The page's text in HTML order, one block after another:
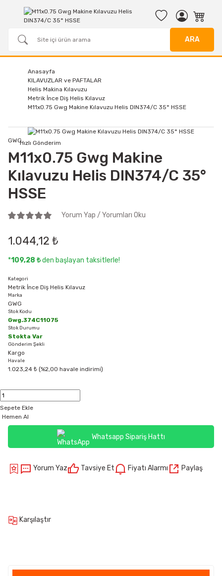
ARA
Anasayfa
KILAVUZLAR ve PAFTALAR
Helis Makina Kılavuzu
Metrik İnce Diş Helis Kılavuz
M11x0.75 Gwg Makine Kılavuzu Helis DIN374/C 35° HSSE
Hızlı Gönderim
GWG
M11x0.75 Gwg Makine
Kılavuzu Helis DIN374/C 35°
HSSE
Yorum Yap / Yorumları Oku
1.044,12 ₺
*109,28 ₺den başlayan taksitlerle!
Kategori
Metrik İnce Diş Helis Kılavuz
Marka
GWG
Stok Kodu
Gwg.374C11075
Stok Durumu
Stokta Var
Gönderim Şekli
Kargo
Havale
1.023,24 ₺ (%2,00 havale indirimi)
Sepete Ekle
Hemen Al
Whatsapp Sipariş Hattı
Yorum Yaz Tavsiye Et Fiyatı Alarmı Paylaş
Karşılaştır